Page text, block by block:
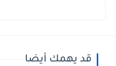
قد يهمك أيضا